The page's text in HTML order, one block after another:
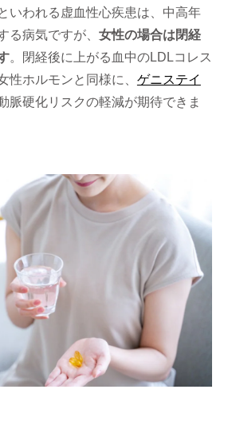
いわれる虚血性心疾患は、中高年
る病気ですが、 女性の場合は閉経
。閉経後に上がる血中のLDLコレス
性ホルモンと同様に、 ゲニステイ
脈硬化リスクの軽減が期待できま